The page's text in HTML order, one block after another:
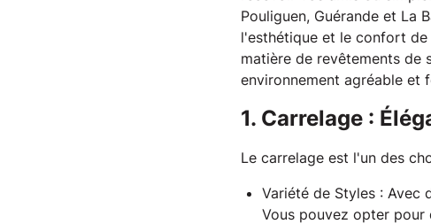
Pouliguen, Guérande et La
l'esthétique et le confort de
matière de revêtements de
environnement agréable et
1. Carrelage :
Le carrelage est l'un des
Variété de Styles : Avec
Vous pouvez opter pour